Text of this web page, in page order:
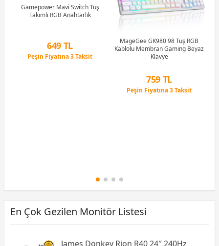
Gamepower Mavi Switch Tuş
Takımlı RGB Anahtarlık
649 TL
Peşin Fiyatına 3 Taksit
MageGee GK980 98 Tuş RGB
Kablolu Membran Gaming Beyaz
Klavye
759 TL
Peşin Fiyatına 3 Taksit
En Çok Gezilen Monitör Listesi
James Donkey Rion R40 24″ 240Hz